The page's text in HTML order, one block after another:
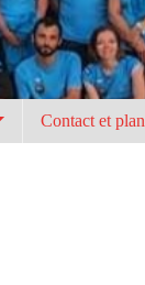
Contact et plan